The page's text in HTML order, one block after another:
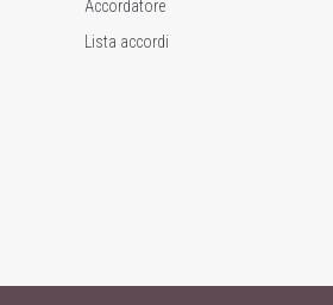
Accordatore
Lista accordi